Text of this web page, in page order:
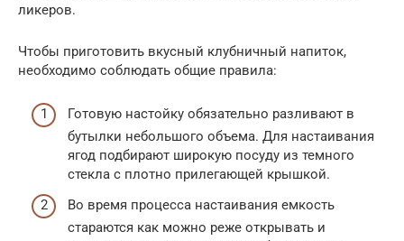
ликеров.
Чтобы приготовить вкусный клубничный напиток,
необходимо соблюдать общие правила:
Готовую настойку обязательно разливают в
бутылки небольшого объема. Для настаивания
ягод подбирают широкую посуду из темного
стекла с плотно прилегающей крышкой.
Во время процесса настаивания емкость
стараются как можно реже открывать и